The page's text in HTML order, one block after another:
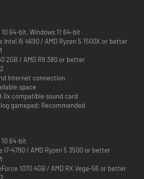
DE CONDUÇÃO LEGO
o emocionante modo História, entra
Cup Series, e dá o tudo por tudo em
a arte do drifting, boosts, e usa power-ups
jornada de corredor novato a campeão
série de rivais carismáticos. A cada
ABERTO
Bricklandia é teu para explorares como
coloridos e de missões excêntricas.
exuberantes no passeio de Turbo Acres,
64-bit, Windows 11 64-bit
Intel i5 4690 / AMD Ryzen 5 1500X or better
2GB / AMD R9 380 or better
Internet connection
space
compatible sound card
gamepad: Recommended
64-bit
i7-4790 / AMD Ryzen 5 3500 or better
1070 4GB / AMD RX Vega-56 or better